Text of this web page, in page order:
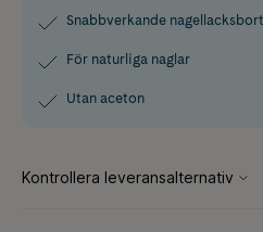
Snabbverkande
För naturliga naglar
Utan aceton